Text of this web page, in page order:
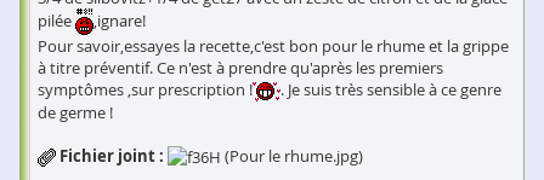
pilée
,ignare!
Pour savoir,essayes la recette,c'est bon pour le rhume et la grippe
à titre préventif. Ce n'est à prendre qu'après les premiers
symptômes ,sur prescription !
. Je suis très sensible à ce genre
de germe !
Fichier joint :
(Pour le rhume.jpg)